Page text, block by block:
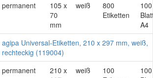
permanent
105 x
70
mm
weiß
800
Etiketten
100
A4
agipa Universal-Etiketten, 210 x 297 mm, weiß,
rechteckig (119004)
permanent
210 x
weiß
100
100